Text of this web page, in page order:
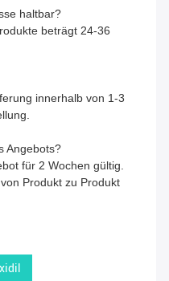
haltbar?
beträgt 24-36
innerhalb von 1-3
Angebots?
für 2 Wochen gültig.
Produkt zu Produkt